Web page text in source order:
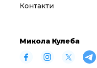
Контакти
Микола Кулеба